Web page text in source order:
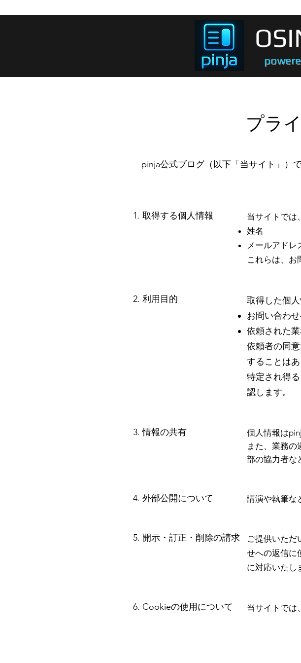
プラ
pinja公式ブログ（以下「当サイト」）
1. 取得する個人情報
当サイトでは
姓名
メールアドレ
これらは、お
2. 利用目的
取得した個
お問い合わ
依頼された
依頼者の同
することは
特定され得
認します。
3. 情報の共有
個人情報は
また、業務
部の協力者な
4. 外部公開について 講演や執筆な
5. 開示・訂正・削除の請求
ご提供いただ
せへの返信に
に対応いたし
6. Cookieの使用について 当サイトでは